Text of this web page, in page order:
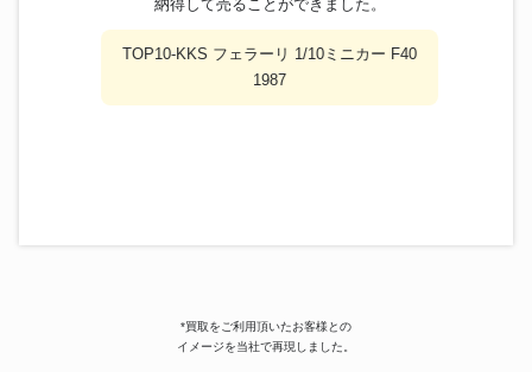
納得して売ることができました。
TOP10-KKS フェラーリ 1/10ミニカー F40
1987
*買取をご利用頂いたお客様との
イメージを当社で再現しました。